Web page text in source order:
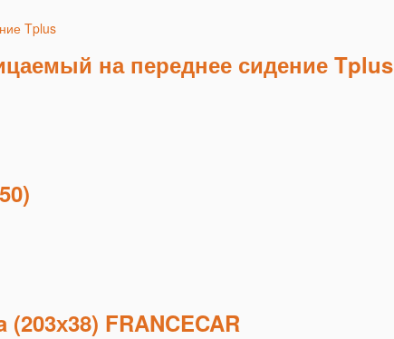
на переднее сидение Tplus
FRANCECAR